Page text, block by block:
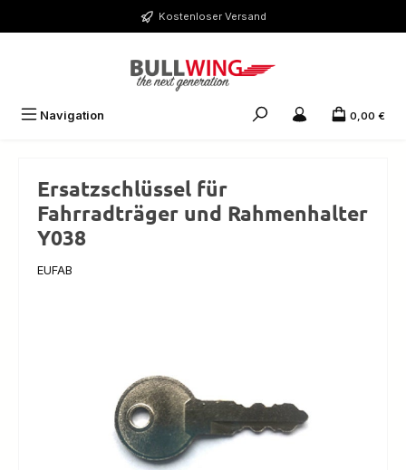
Zum Hauptinhalt springen Kostenloser Versand
Navigation 0,00 €
Ersatzschlüssel für
Fahrradträger und Rahmenhalter
Y038
EUFAB